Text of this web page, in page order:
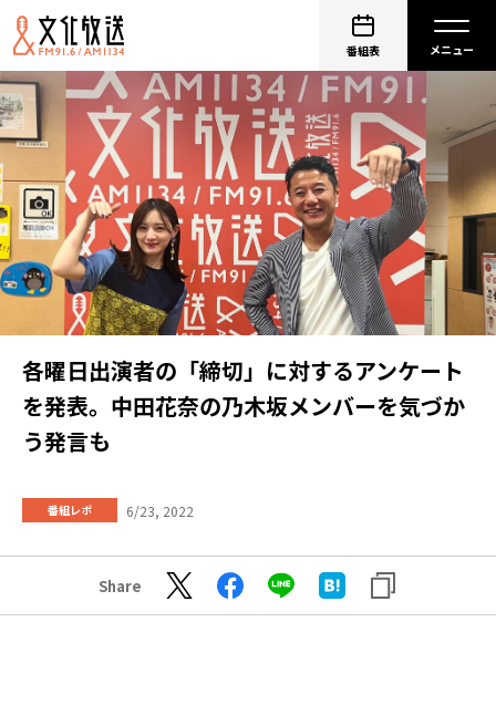
番組表
各曜日出演者の「締切」に対するアンケート
を発表。中田花奈の乃木坂メンバーを気づか
う発言も
番組レポ 6/23, 2022
Share